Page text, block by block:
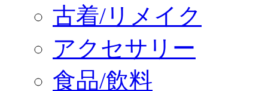
古着/リメイク
アクセサリー
食品/飲料